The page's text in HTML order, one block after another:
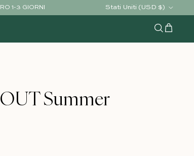
1-3 GIORNI
Paese/Regione
Stati Uniti (USD $)
CercaCarrello
Summer